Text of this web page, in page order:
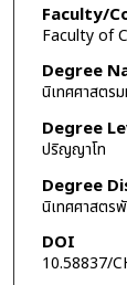
Faculty/
Faculty of
Degree
นิเทศศาสตร
Degree
ปริญญาโท
Degree
นิเทศศาสตร
DOI
10.58837/